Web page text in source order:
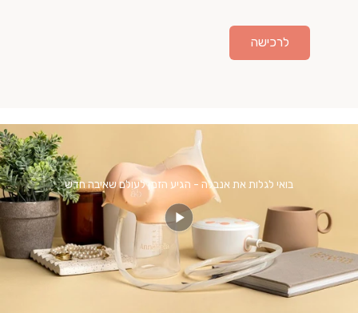
לרכישה
בואי לגלות את אנבלה - הגיע הזמן לעולם שאיבה חדש